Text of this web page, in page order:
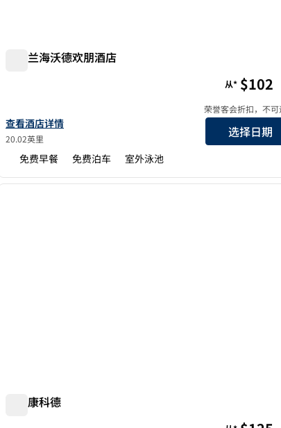
奥克兰海沃德欢朋酒店
查看奥克兰-海沃德欢朋酒店详情
查看酒店详情
20.02英里
从* $102
荣誉客会折扣，不可
选择日期
免费早餐 免费泊车 室外泳池
片
1
12
欢朋康科德